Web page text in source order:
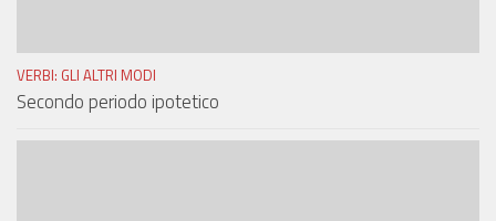
VERBI: GLI ALTRI MODI
Secondo periodo ipotetico